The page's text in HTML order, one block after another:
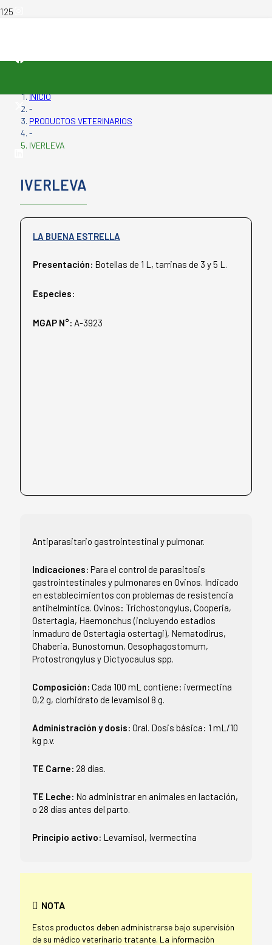
INICIO
-
PRODUCTOS VETERINARIOS
-
IVERLEVA
IVERLEVA
LA BUENA ESTRELLA
Presentación: Botellas de 1 L, tarrinas de 3 y 5 L.
Especies:
MGAP N°: A-3923
Antiparasitario gastrointestinal y pulmonar.
Indicaciones: Para el control de parasitosis
gastrointestinales y pulmonares en Ovinos. Indicado
en establecimientos con problemas de resistencia
antihelmíntica. Ovinos: Trichostongylus, Cooperia,
Ostertagia, Haemonchus (incluyendo estadios
inmaduro de Ostertagia ostertagi), Nematodirus,
Chaberia, Bunostomun, Oesophagostomum,
Protostrongylus y Dictyocaulus spp.
Composición: Cada 100 mL contiene: ivermectina
0,2 g, clorhidrato de levamisol 8 g.
Administración y dosis: Oral. Dosis básica: 1 mL/10
kg p.v.
TE Carne: 28 días.
TE Leche: No administrar en animales en lactación,
o 28 días antes del parto.
Principio activo: Levamisol, Ivermectina
NOTA
Estos productos deben administrarse bajo supervisión
de su médico veterinario tratante. La información